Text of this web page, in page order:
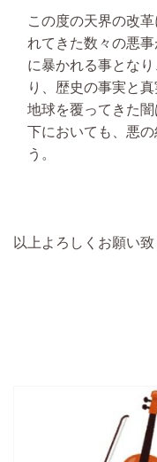
この度の天界の改
れてきた数々の悪
に暴かれる事とな
り、歴史の事実と
地球を覆ってきた
下においても、悪
う。
以上よろしくお願い致